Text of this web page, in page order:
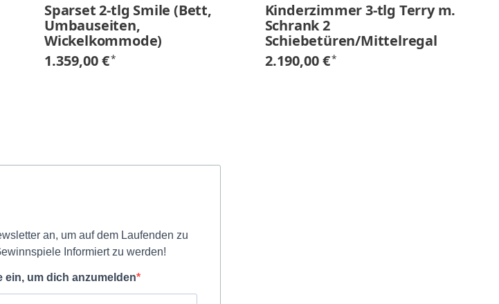
Sparset 2-tlg Smile (Bett,
Umbauseiten,
Wickelkommode)
1.359,00 €*
Kinderzimmer 3-tlg Terry m.
Schrank 2
Schiebetüren/Mittelregal
2.190,00 €*